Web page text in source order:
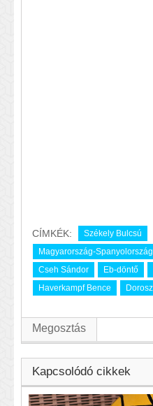
CÍMKÉK:
Székely Bulcsú
Magyarország-Spanyolország
Cseh Sándor
Eb-döntő
Haverkampf Bence
Megosztás
Kapcsolódó cikkek